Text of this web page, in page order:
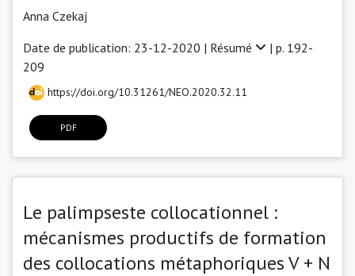
Anna Czekaj
Date de publication: 23-12-2020 | Résumé
| p. 192-
209
https://doi.org/10.31261/NEO.2020.32.11
PDF
Le palimpseste collocationnel :
mécanismes productifs de formation
des collocations métaphoriques V + N